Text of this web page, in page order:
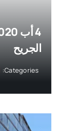
الجريح
Categories: